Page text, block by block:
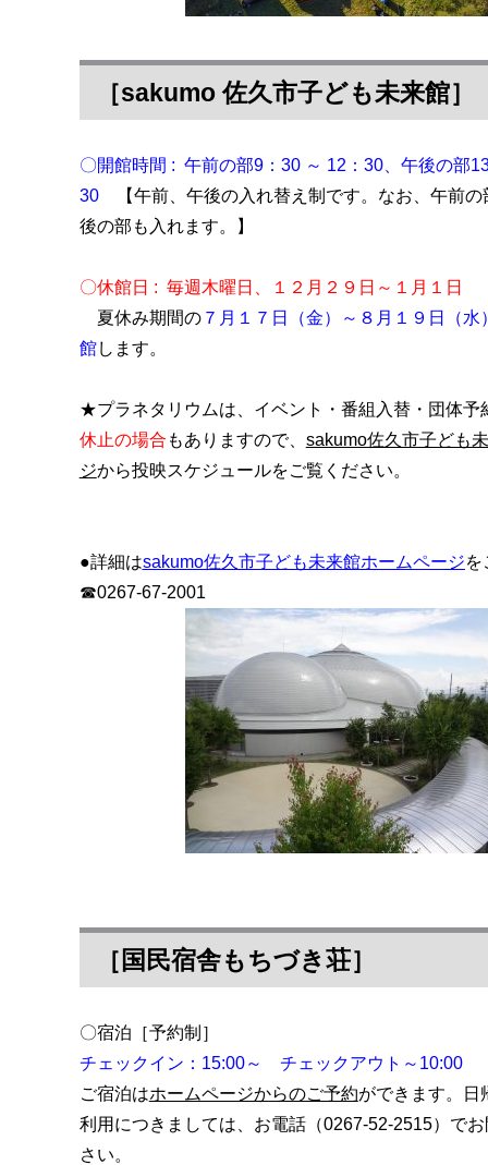
［sakumo 佐久市子ども未来館］
〇開館時間 : 午前の部9：30 ～ 12：30、午後の部
30
【午前、午後の入れ替え制です。なお、午前
後の部も入れます。】
〇休館日 : 毎週木曜日、１２月２９日～１月１日
夏休み期間の７月１７日（金）～８月１９日（水
館します。
★プラネタリウムは、イベント・番組入替・団体予
休止の場合 もありますので、 sakumo佐久市子ども
ジから投映スケジュールをご覧ください。
●詳細はsakumo佐久市子ども未来館ホームページを
☎0267-67-2001
［国民宿舎もちづき荘］
〇宿泊［予約制］
チェックイン：15:00～ チェックアウト～10:00
ご宿泊はホームページからのご予約ができます。日
利用につきましては、お電話（0267-52-2515）で
さい。